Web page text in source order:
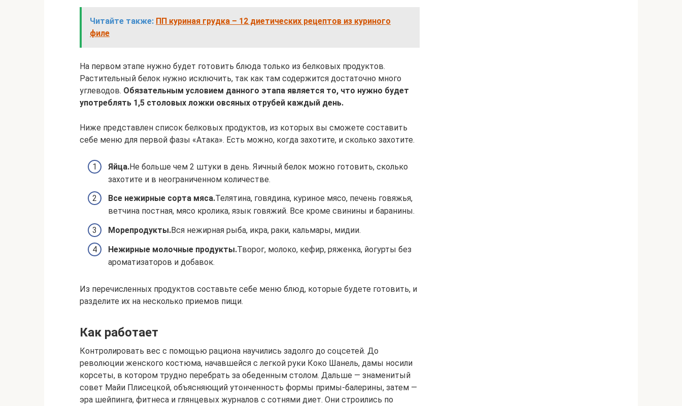
Читайте также: ПП куриная грудка – 12 диетических рецептов из куриного
филе
На первом этапе нужно будет готовить блюда только из белковых продуктов.
Растительный белок нужно исключить, так как там содержится достаточно много
углеводов. Обязательным условием данного этапа является то, что нужно будет
употреблять 1,5 столовых ложки овсяных отрубей каждый день.
Ниже представлен список белковых продуктов, из которых вы сможете составить
себе меню для первой фазы «Атака». Есть можно, когда захотите, и сколько захотите.
Яйца.Не больше чем 2 штуки в день. Яичный белок можно готовить, сколько
захотите и в неограниченном количестве.
Все нежирные сорта мяса.Телятина, говядина, куриное мясо, печень говяжья,
ветчина постная, мясо кролика, язык говяжий. Все кроме свинины и баранины.
Морепродукты.Вся нежирная рыба, икра, раки, кальмары, мидии.
Нежирные молочные продукты.Творог, молоко, кефир, ряженка, йогурты без
ароматизаторов и добавок.
Из перечисленных продуктов составьте себе меню блюд, которые будете готовить, и
разделите их на несколько приемов пищи.
Как работает
Контролировать вес с помощью рациона научились задолго до соцсетей. До
революции женского костюма, начавшейся с легкой руки Коко Шанель, дамы носили
корсеты, в котором трудно перебрать за обеденным столом. Дальше — знаменитый
совет Майи Плисецкой, объясняющий утонченность формы примы-балерины, затем —
эра шейпинга, фитнеса и глянцевых журналов с сотнями диет. Они строились по